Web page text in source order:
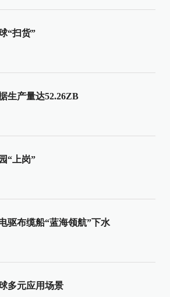
“扫货”
生产量达52.26ZB
“上岗”
驱布缆船“蓝海领航”下水
多元应用场景